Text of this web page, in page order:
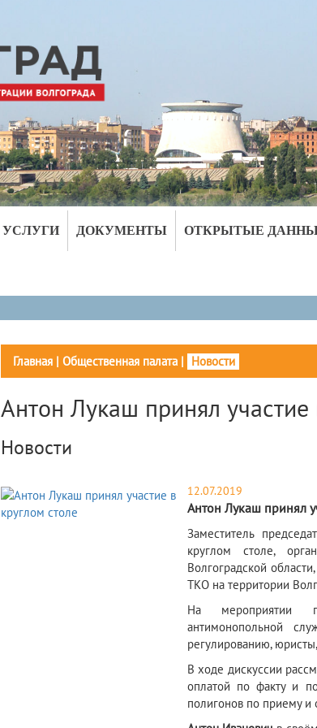
УСЛУГИ ДОКУМЕНТЫ ОТКРЫТЫЕ
Главная| Общественная палата| Новости
Антон Лукаш принял участие
Новости
12.07.2019
Антон Лукаш принял
​Заместитель
круглом столе,
Волгоградской
ТКО на территории
​На мероприятии
антимонопольной
регулированию,
В ходе дискуссии
оплатой по факту и
полигонов по приему и